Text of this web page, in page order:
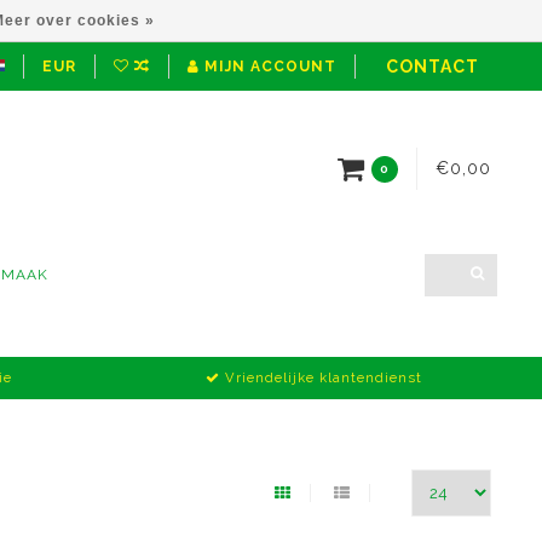
EUR MIJN ACCOUNT CONTACT
0 €0,00
Vriendelijke klantendienst
over cookies »